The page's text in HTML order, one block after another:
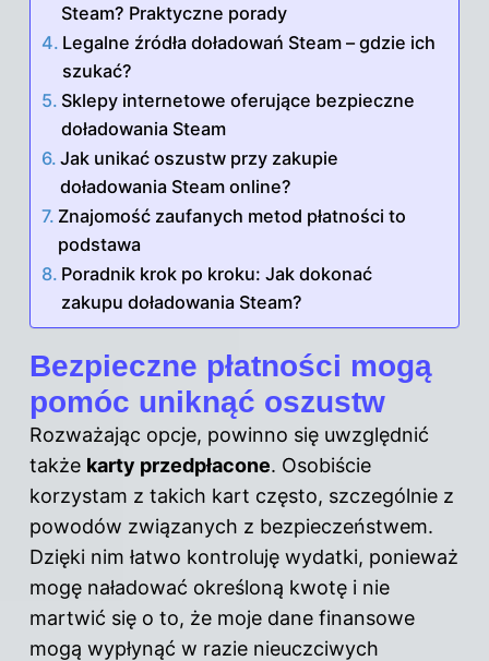
Steam? Praktyczne porady
Legalne źródła doładowań Steam – gdzie ich
szukać?
Sklepy internetowe oferujące bezpieczne
doładowania Steam
Jak unikać oszustw przy zakupie
doładowania Steam online?
Znajomość zaufanych metod płatności to
podstawa
Poradnik krok po kroku: Jak dokonać
zakupu doładowania Steam?
Bezpieczne płatności mogą
pomóc uniknąć oszustw
Rozważając opcje, powinno się uwzględnić
także karty przedpłacone. Osobiście
korzystam z takich kart często, szczególnie z
powodów związanych z bezpieczeństwem.
Dzięki nim łatwo kontroluję wydatki, ponieważ
mogę naładować określoną kwotę i nie
martwić się o to, że moje dane finansowe
mogą wypłynąć w razie nieuczciwych